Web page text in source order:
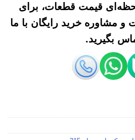
قیمت قطعات، برای
و مشاوره خرید رایگان با ما
بگیرید.